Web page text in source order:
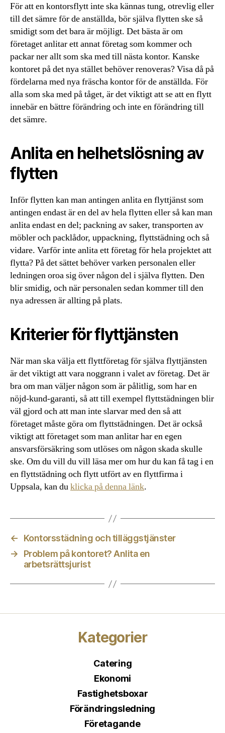
För att en kontorsflytt inte ska kännas tung, otrevlig eller
till det sämre för de anställda, bör själva flytten ske så
smidigt som det bara är möjligt. Det bästa är om
företaget anlitar ett annat företag som kommer och
packar ner allt som ska med till nästa kontor. Kanske
kontoret på det nya stället behöver renoveras? Visa då på
fördelarna med nya fräscha kontor för de anställda. För
alla som ska med på tåget, är det viktigt att se att en flytt
innebär en bättre förändring och inte en förändring till
det sämre.
Anlita en helhetslösning av
flytten
Inför flytten kan man antingen anlita en flyttjänst som
antingen endast är en del av hela flytten eller så kan man
anlita endast en del; packning av saker, transporten av
möbler och packlådor, uppackning, flyttstädning och så
vidare. Varför inte anlita ett företag för hela projektet att
flytta? På det sättet behöver varken personalen eller
ledningen oroa sig över någon del i själva flytten. Den
blir smidig, och när personalen sedan kommer till den
nya adressen är allting på plats.
Kriterier för flyttjänsten
När man ska välja ett flyttföretag för själva flyttjänsten
är det viktigt att vara noggrann i valet av företag. Det är
bra om man väljer någon som är pålitlig, som har en
nöjd-kund-garanti, så att till exempel flyttstädningen blir
väl gjord och att man inte slarvar med den så att
företaget måste göra om flyttstädningen. Det är också
viktigt att företaget som man anlitar har en egen
ansvarsförsäkring som utlöses om någon skada skulle
ske. Om du vill du vill läsa mer om hur du kan få tag i en
en flyttstädning och flytt utfört av en flyttfirma i
Uppsala, kan duklicka på denna länk.
←
Kontorsstädning och tilläggstjänster
→
Problem på kontoret? Anlita en
arbetsrättsjurist
Kategorier
Catering
Ekonomi
Fastighetsboxar
Förändringsledning
Företagande